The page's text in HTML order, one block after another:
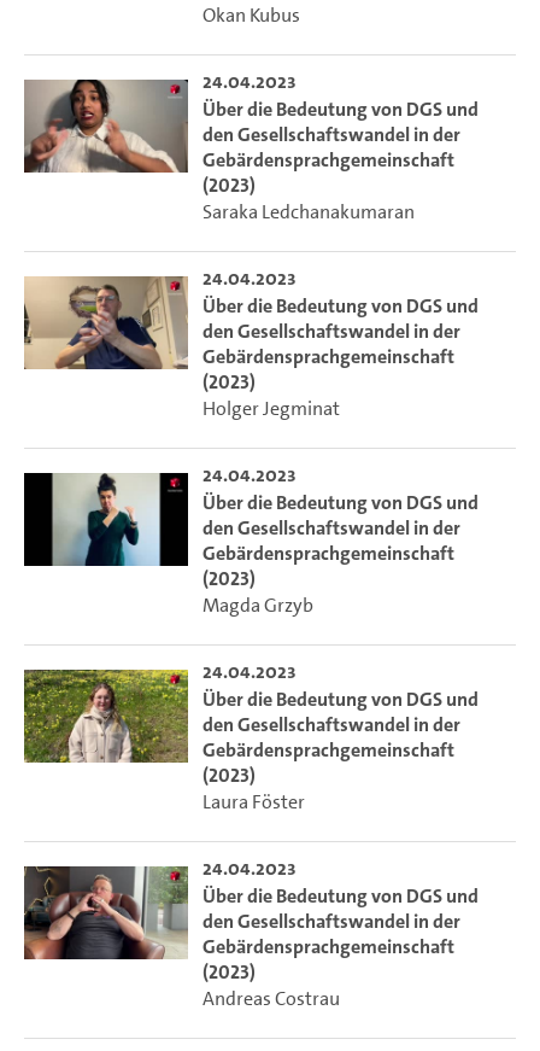
Okan Kubus
24.04.2023
Über die Bedeutung von DGS und
den Gesellschaftswandel in der
Gebärdensprachgemeinschaft
(2023)
Saraka Ledchanakumaran
24.04.2023
Über die Bedeutung von DGS und
den Gesellschaftswandel in der
Gebärdensprachgemeinschaft
(2023)
Holger Jegminat
24.04.2023
Über die Bedeutung von DGS und
den Gesellschaftswandel in der
Gebärdensprachgemeinschaft
(2023)
Magda Grzyb
24.04.2023
Über die Bedeutung von DGS und
den Gesellschaftswandel in der
Gebärdensprachgemeinschaft
(2023)
Laura Föster
24.04.2023
Über die Bedeutung von DGS und
den Gesellschaftswandel in der
Gebärdensprachgemeinschaft
(2023)
Andreas Costrau